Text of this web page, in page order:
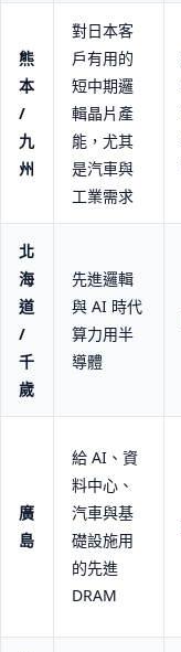
熊
本
/
九
州
對日本客
戶有用的
短中期邏
輯晶片產
能，尤其
是汽車與
工業需求
北
海
道
/
千
歲
先進邏輯
與 AI 時代
算力用半
導體
廣
島
給 AI、資
料中心、
汽車與基
礎設施用
的先進
DRAM